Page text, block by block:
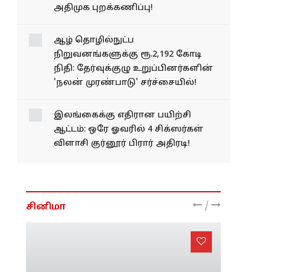
அதிமுக புறக்கணிப்பு!
ஆழ் தொழில்நுட்ப
நிறுவனங்களுக்கு ரூ.2,192 கோடி
நிதி: தேர்வுக்குழு உறுப்பினர்களின்
'நலன் முரண்பாடு' சர்ச்சையில்!
இலங்கைக்கு எதிரான பயிற்சி
ஆட்டம்: ஒரே ஓவரில் 4 சிக்ஸர்கள்
விளாசி குர்னூர் பிரார் அதிரடி!
சினிமா /